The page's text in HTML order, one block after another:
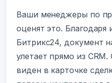
Ваши менеджеры по
оценят это.
Битрикс24, документ
улетает прямо из
виден в карточке